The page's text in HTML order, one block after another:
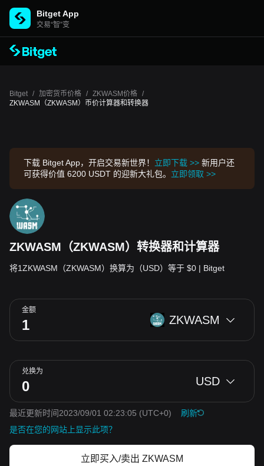
Bitget App
交易“智”变
Bitget / 加密货币价格 / ZKWASM价格 /
ZKWASM（ZKWASM）币价计算器和转换器
下载 Bitget App，开启交易新世界！ 立即下载 >> 新用户还
可获得价值 6200 USDT 的迎新大礼包。 立即领取 >>
ZKWASM（ZKWASM）转换器和计算器
将1ZKWASM（ZKWASM）换算为（USD）等于 $0 | Bitget
金额
ZKWASM
兑换为
USD
最近更新时间2023/09/01 02:23:05 (UTC+0)
刷新
是否在您的网站上显示此项？
立即买入/卖出 ZKWASM